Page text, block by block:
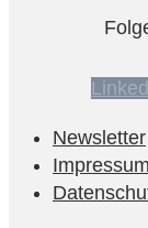
Newsletter
Impressum